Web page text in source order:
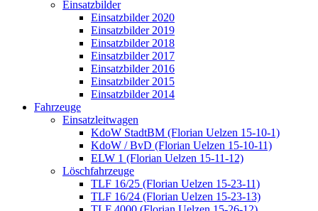
Einsatzbilder
Einsatzbilder 2020
Einsatzbilder 2019
Einsatzbilder 2018
Einsatzbilder 2017
Einsatzbilder 2016
Einsatzbilder 2015
Einsatzbilder 2014
Fahrzeuge
Einsatzleitwagen
KdoW StadtBM (Florian Uelzen 15-10-1)
KdoW / BvD (Florian Uelzen 15-10-11)
ELW 1 (Florian Uelzen 15-11-12)
Löschfahrzeuge
TLF 16/25 (Florian Uelzen 15-23-11)
TLF 16/24 (Florian Uelzen 15-23-13)